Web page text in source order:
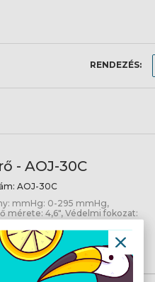
RENDEZÉS:
- AOJ-30C
AOJ-30C
mmHg: 0-295 mmHg,
mérete: 4,6", Védelmi fokozat: